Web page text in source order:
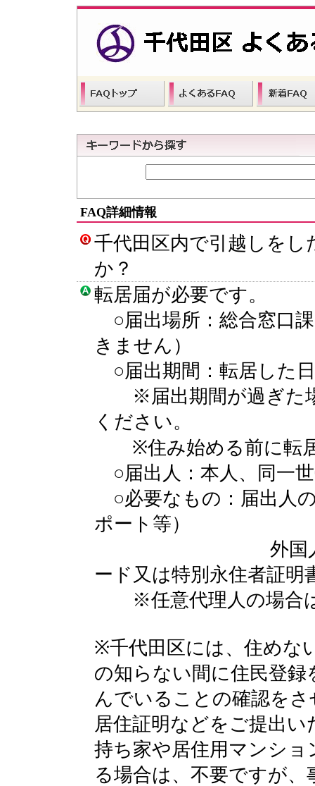
FAQ詳細情報
千代田区内で引越しを
か？
転居届が必要です。
○届出場所：総合窓口
きません）
○届出期間：転居した
※届出期間が過ぎた場
ください。
※住み始める前に転
○届出人：本人、同
○必要なもの：届出人
ポート等）
外国人住民の
ード又は特別永住者証明
※任意代理人の場合は
※千代田区には、住めな
の知らない間に住民登
んでいることの確認を
居住証明などをご提出
持ち家や居住用マンシ
る場合は、不要ですが